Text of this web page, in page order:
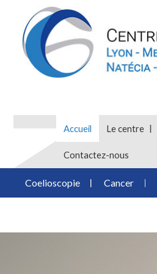
Accueil Le centre
Contactez-nous
Coelioscopie Cancer